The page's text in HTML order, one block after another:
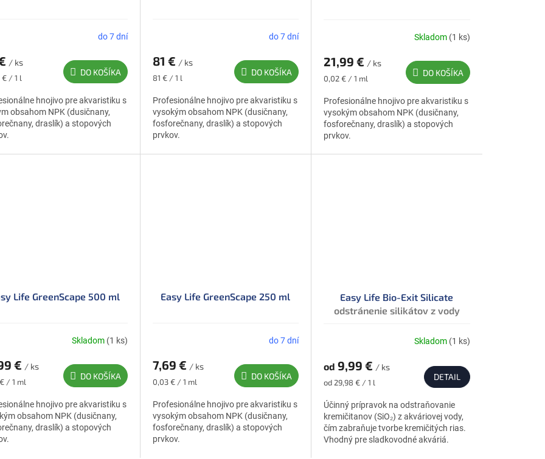
do 7 dní
/ ks
€ / 1 l
DO KOŠÍKA
hnojivo pre akvaristiku s
obsahom NPK (dusičnany,
draslík) a stopových
do 7 dní
81 € / ks
Jednotková
81 € / 1 l
DO KOŠÍKA
Profesionálne hnojivo pre akvaristiku s
vysokým obsahom NPK (dusičnany,
fosforečnany, draslík) a stopových
prvkov.
Skladom (1 ks)
21,99 € / ks
Jednotková
0,02 € / 1 ml
DO KOŠÍKA
Profesionálne hnojivo pre akvaristiku s
vysokým obsahom NPK (dusičnany,
fosforečnany, draslík) a stopových
prvkov.
Life GreenScape 500 ml
Skladom (1 ks)
€ / ks
/ 1 ml
DO KOŠÍKA
hnojivo pre akvaristiku s
obsahom NPK (dusičnany,
draslík) a stopových
Easy Life GreenScape 250 ml
do 7 dní
7,69 € / ks
Jednotková
0,03 € / 1 ml
DO KOŠÍKA
Profesionálne hnojivo pre akvaristiku s
vysokým obsahom NPK (dusičnany,
fosforečnany, draslík) a stopových
prvkov.
Easy Life Bio-Exit Silicate
odstránenie silikátov z vody
Skladom (1 ks)
od 9,99 € / ks
Jednotková
od 29,98 € / 1 l
DETAIL
Účinný prípravok na odstraňovanie
kremičitanov (SiO₂) z akváriovej vody,
čím zabraňuje tvorbe kremičitých rias.
Vhodný pre sladkovodné akváriá.